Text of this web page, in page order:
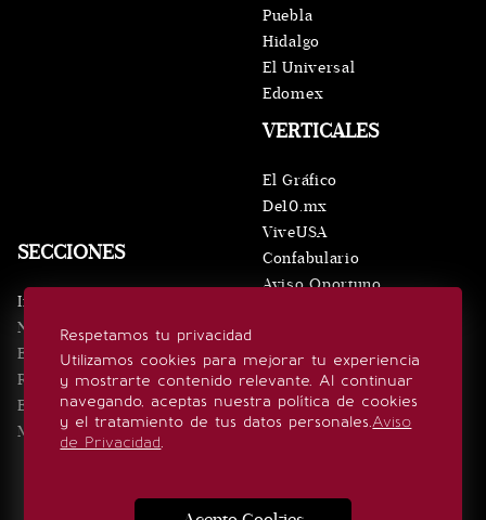
Respetamos tu privacidad
Utilizamos cookies para mejorar tu experiencia
y mostrarte contenido relevante. Al continuar
navegando, aceptas nuestra política de cookies
y el tratamiento de tus datos personales.Aviso
de Privacidad.
SECCIONES
Inicio
Noticias
Eventos
Realeza
Estilo de vida
Minuto x Minuto
VERTICALES
El Gráfico
De10.mx
ViveUSA
Confabulario
Aviso Oportuno
Puebla
Hidalgo
El Universal
Edomex
SÍGUENOS